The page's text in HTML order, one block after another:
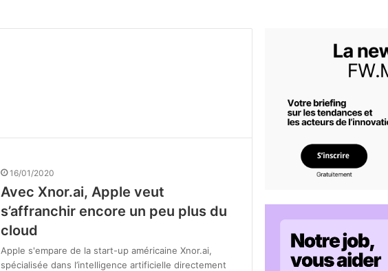
16/01/2020
Avec Xnor.ai, Apple veut
s’affranchir encore un peu plus du
cloud
Apple s'empare de la start-up américaine Xnor.ai,
spécialisée dans l’intelligence artificielle directement